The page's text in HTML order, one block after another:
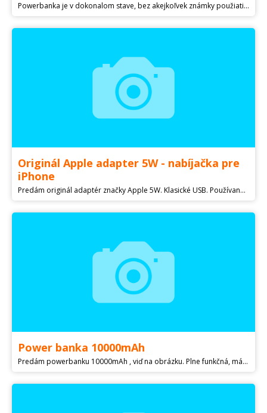
Powerbanka je v dokonalom stave, bez akejkoľvek známky použiatia. Použil som ju menej ako 20x za 2 roky. Na predaj je len powerbanka, viem ju zaslať v pevnej kartónovej krabičke podobných rozmerov. Iba predaj, inzerát je platný do zmazania. Prvý kontakt prosím emailom, nechajte na seba kontakt.
Originál Apple adapter 5W - nabíjačka pre
iPhone
Predám originál adaptér značky Apple 5W. Klasické USB. Používané. Osobný odber v BA. Pošlem aj na dobierku.
Power banka 10000mAh
Predám powerbanku 10000mAh , viď na obrázku. Plne funkčná, málo používaná.